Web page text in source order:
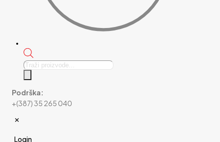
Products
Podrška:
+(387) 35 265 040
✕
Login